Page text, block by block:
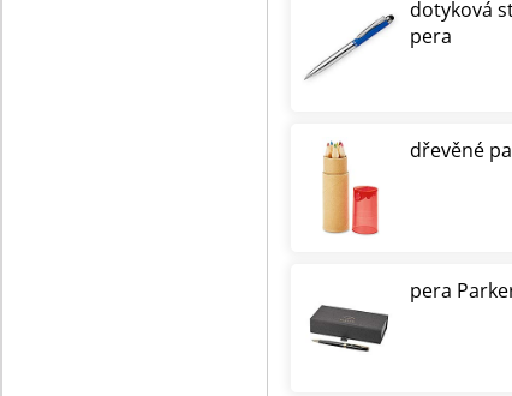
dotyková
pera
dřevěné
pera